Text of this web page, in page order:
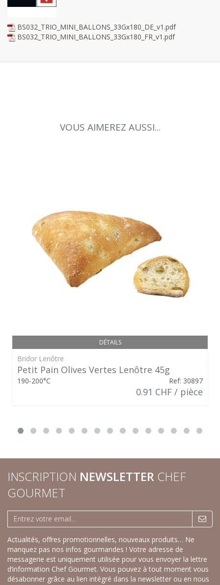
BS032_TRIO_MINI_BALLONS_33Gx180_DE_v1.pdf
BS032_TRIO_MINI_BALLONS_33Gx180_FR_v1.pdf
VOUS AIMEREZ AUSSI...
DÉTAILS
Bridor Lenôtre
Petit Pain Olives Vertes Lenôtre 45g
190-200°C Ref: 30897
0.91 CHF / pièce
INSCRIPTION NEWSLETTER CHEF
GOURMET
Actualités, offres promotionnelles, nouveaux produits… Ne
manquez pas nos infos gourmandes ! Votre adresse de
messagerie est uniquement utilisée pour vous envoyer la lettre
d’information Chef Gourmet. Vous pouvez à tout moment vous
désabonner grâce au lien intégré dans la newsletter ou en nous